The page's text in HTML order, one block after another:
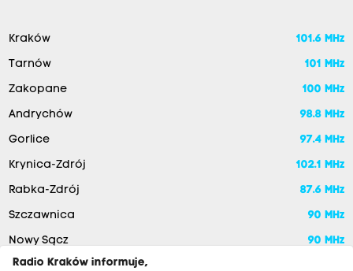
Kraków 101.6 MHz
Tarnów 101 MHz
Zakopane 100 MHz
Andrychów 98.8 MHz
Gorlice 97.4 MHz
Krynica-Zdrój 102.1 MHz
Rabka-Zdrój 87.6 MHz
Szczawnica 90 MHz
Nowy Sącz
90 MHz
Radio Kraków informuje,